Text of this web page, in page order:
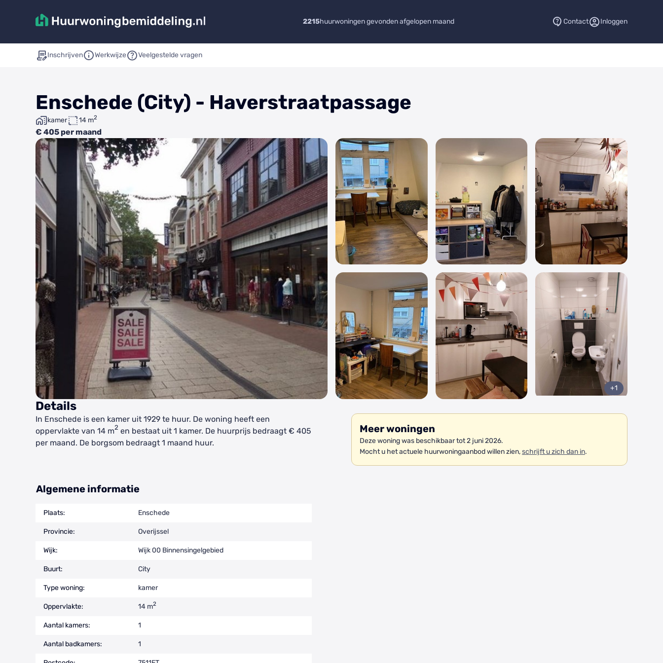
2215huurwoningen gevonden afgelopen maand Contact Inloggen
Inschrijven Werkwijze Veelgestelde vragen
Enschede (City) - Haverstraatpassage
kamer 14 m2
€ 405 per maand
+1
Details
In Enschede is een kamer uit 1929 te huur. De woning heeft een
oppervlakte van 14 m2 en bestaat uit 1 kamer. De huurprijs bedraagt € 405
per maand. De borgsom bedraagt 1 maand huur.
Meer woningen
Deze woning was beschikbaar tot 2 juni 2026.
Mocht u het actuele huurwoningaanbod willen zien,schrijft u zich dan in.
Algemene informatie
Plaats: Enschede
Provincie: Overijssel
Wijk: Wijk 00 Binnensingelgebied
Buurt: City
Type woning: kamer
Oppervlakte: 14 m2
Aantal kamers: 1
Aantal badkamers: 1